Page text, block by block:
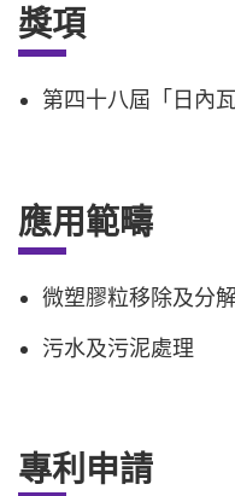
獎項
第四十八屆「日內
應用範疇
微塑膠粒移除及分
污水及污泥處理
專利申請